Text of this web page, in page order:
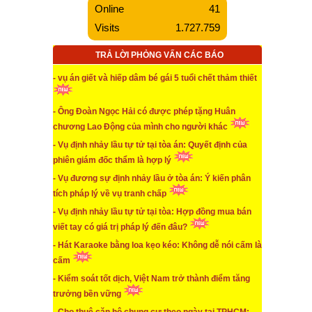
Online
41
Visits
1.727.759
TRẢ LỜI PHỎNG VẤN CÁC BÁO
- vụ án giết và hiếp dâm bé gái 5 tuổi chết thảm thiết
- Ông Đoàn Ngọc Hải có được phép tặng Huân
chương Lao Động của mình cho người khác
- Vụ định nhảy lầu tự tử tại tòa án: Quyết định của
phiên giám đốc thẩm là hợp lý
- Vụ đương sự định nhảy lầu ở tòa án: Ý kiến phân
tích pháp lý về vụ tranh chấp
- Vụ định nhảy lầu tự tử tại tòa: Hợp đồng mua bán
viết tay có giá trị pháp lý đến đâu?
- Hát Karaoke bằng loa kẹo kéo: Không dễ nói cấm là
cấm
- Kiểm soát tốt dịch, Việt Nam trở thành điểm tăng
trưởng bền vững
...xem chi tiết
* Phân tích về tình hình thị trường chứng khoán tuần
qua
...xem chi tiết
* Xe gây tai nạn bị tạm giữ xe đến 64 ngày và bị thu
...xem chi tiết
* TAND cấp cao hủy 2 bản án sơ thẩm và phúc thẩm
vụ “đương sự định nhảy lầu”
* Người sử dụng mạng xã hội làm giả cơ quan nhà
nước để thu gom sổ BHXH sẽ bị xử tội hình sự.
...xem chi tiết
* Nhiều GĐ/PGĐ văn phòng đăng ký đất đai tại
TP.HCM bị chậm bổ nhiệm lại, vẫn ký duyệt hồ sơ